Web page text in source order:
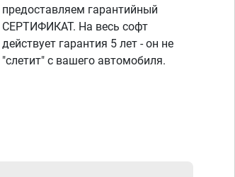
предоставляем гарантийный
СЕРТИФИКАТ. На весь софт
действует гарантия 5 лет - он не
"слетит" с вашего автомобиля.